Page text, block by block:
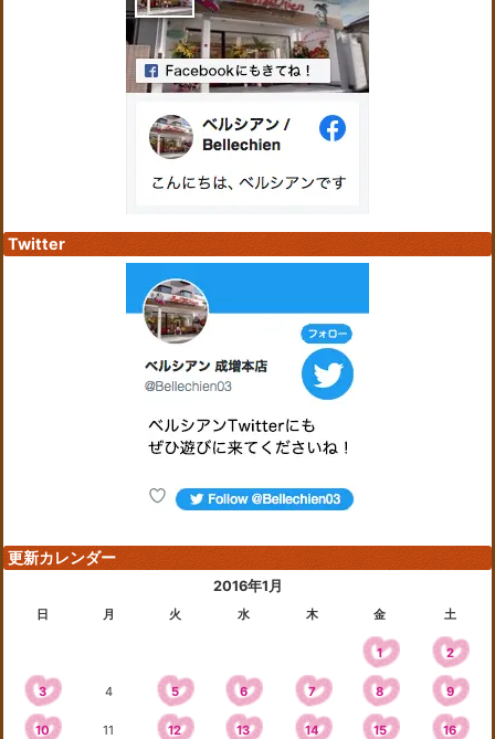
Twitter
更新カレンダー
2016年1月
日 月 火 水 木 金 土
1 2
3 4 5 6 7 8 9
10 11 12 13 14 15 16